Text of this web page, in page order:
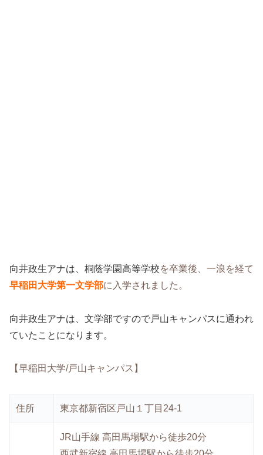
向井政生アナは、 桐蔭学園高等学校を卒業後、一浪を経て
早稲田大学第一文学部に入学されました。
向井政生アナは、文学部ですので戸山キャンパスに通われ
ていたことになります。
【早稲田大学/戸山キャンパス】
住所 東京都新宿区戸山１丁目24-1
JR山手線 高田馬場駅から徒歩20分